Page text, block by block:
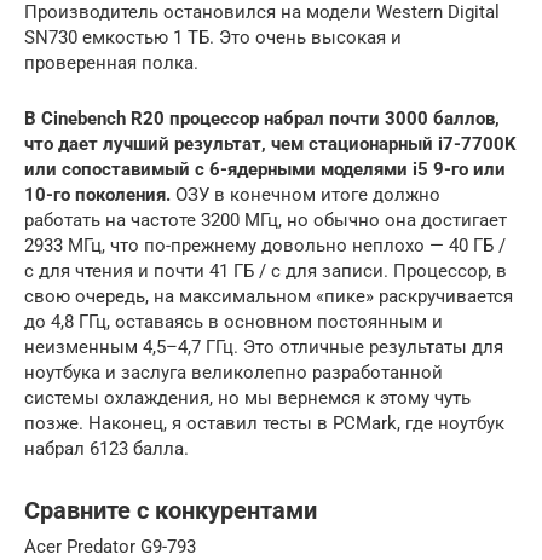
Производитель остановился на модели Western Digital
SN730 емкостью 1 ТБ. Это очень высокая и
проверенная полка.
В Cinebench R20 процессор набрал почти 3000 баллов,
что дает лучший результат, чем стационарный i7-7700K
или сопоставимый с 6-ядерными моделями i5 9-го или
10-го поколения. ОЗУ в конечном итоге должно
работать на частоте 3200 МГц, но обычно она достигает
2933 МГц, что по-прежнему довольно неплохо — 40 ГБ /
с для чтения и почти 41 ГБ / с для записи. Процессор, в
свою очередь, на максимальном «пике» раскручивается
до 4,8 ГГц, оставаясь в основном постоянным и
неизменным 4,5–4,7 ГГц. Это отличные результаты для
ноутбука и заслуга великолепно разработанной
системы охлаждения, но мы вернемся к этому чуть
позже. Наконец, я оставил тесты в PCMark, где ноутбук
набрал 6123 балла.
Сравните с конкурентами
Acer Predator G9-793